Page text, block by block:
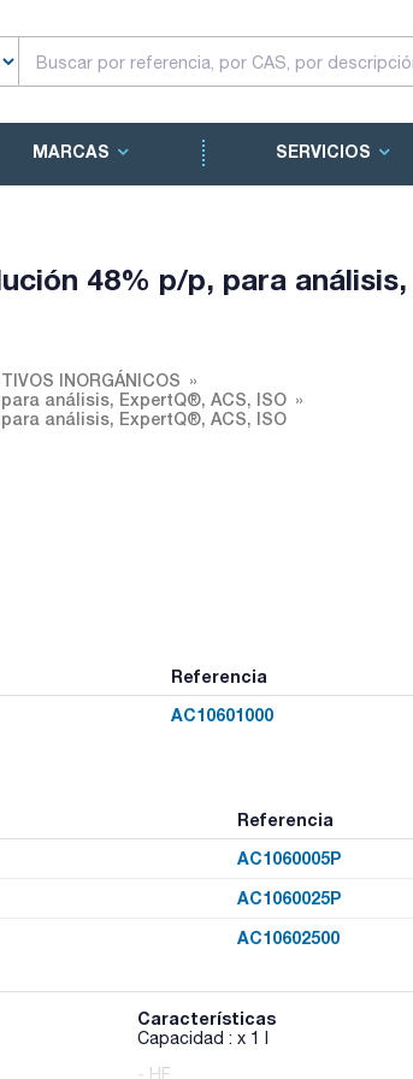
MARCAS SERVICIOS
48% p/p, para
INORGÁNICOS
análisis, ExpertQ®, ACS, ISO
análisis, ExpertQ®, ACS, ISO
Referencia
AC10601000
Referencia
AC1060005P
AC1060025P
AC10602500
Características
Capacidad : x 1 l
- HF